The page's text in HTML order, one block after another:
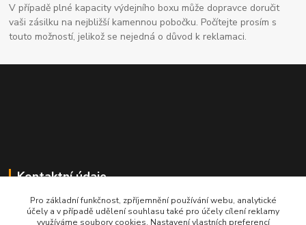
V případě plné kapacity výdejního boxu může dopravce doručit
vaši zásilku na nejbližší kamennou pobočku. Počítejte prosím s
touto možností, jelikož se nejedná o důvod k reklamaci.
Kontaktní údaje
704691325
Pro základní funkčnost, zpříjemnění používání webu, analytické
účely a v případě udělení souhlasu také pro účely cílení reklamy
využíváme soubory cookies. Nastavení vlastních preferencí